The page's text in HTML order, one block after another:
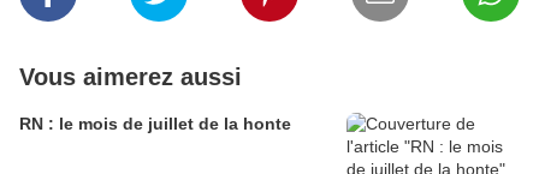
Vous aimerez aussi
RN : le mois de juillet de la honte